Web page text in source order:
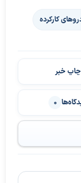
کارکرده
چاپ خبر
0